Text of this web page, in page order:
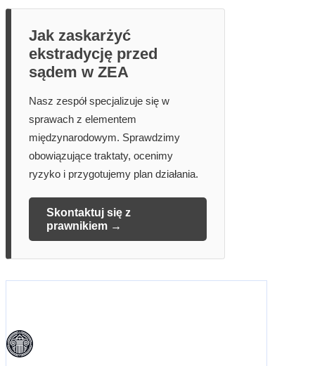
Jak zaskarżyć
ekstradycję przed
sądem w ZEA
Nasz zespół specjalizuje się w
sprawach z elementem
międzynarodowym. Sprawdzimy
obowiązujące traktaty, ocenimy
ryzyko i przygotujemy plan działania.
Skontaktuj się z
prawnikiem →